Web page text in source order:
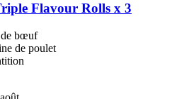
Flavour Rolls x 3
de bœuf
de poulet